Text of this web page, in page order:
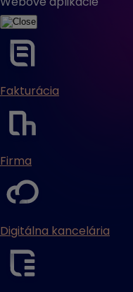
Fakturácia
Firma
Digitálna kancelária